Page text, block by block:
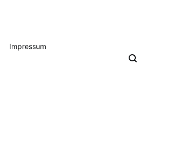
Impressum